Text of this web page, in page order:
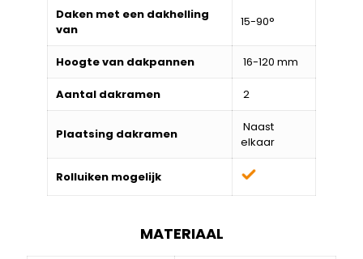
Daken met een dakhelling
van
15-90°
Hoogte van dakpannen 16-120 mm
Aantal dakramen 2
Plaatsing dakramen
Naast
elkaar
Rolluiken mogelijk
MATERIAAL